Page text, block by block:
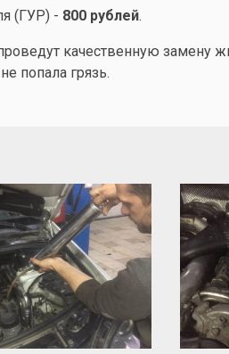
(ГУР) - 800 рублей.
качественную замену
попала грязь.